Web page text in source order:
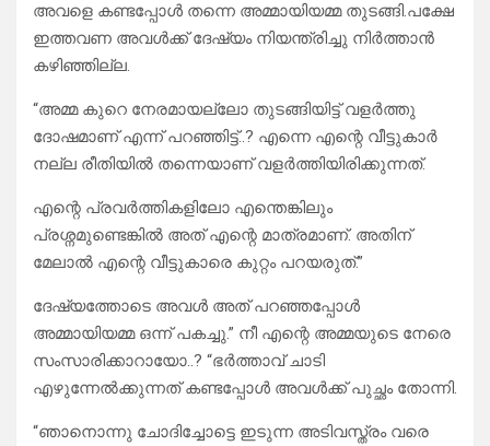
അവളെ കണ്ടപ്പോൾ തന്നെ അമ്മായിയമ്മ തുടങ്ങി.പക്ഷേ
ഇത്തവണ അവൾക്ക് ദേഷ്യം നിയന്ത്രിച്ചു നിർത്താൻ
കഴിഞ്ഞില്ല.
“അമ്മ കുറെ നേരമായല്ലോ തുടങ്ങിയിട്ട് വളർത്തു
ദോഷമാണ് എന്ന് പറഞ്ഞിട്ട്..? എന്നെ എന്റെ വീട്ടുകാർ
നല്ല രീതിയിൽ തന്നെയാണ് വളർത്തിയിരിക്കുന്നത്.
എന്റെ പ്രവർത്തികളിലോ എന്തെങ്കിലും
പ്രശ്നമുണ്ടെങ്കിൽ അത് എന്റെ മാത്രമാണ്. അതിന്
മേലാൽ എന്റെ വീട്ടുകാരെ കുറ്റം പറയരുത്.”
ദേഷ്യത്തോടെ അവൾ അത് പറഞ്ഞപ്പോൾ
അമ്മായിയമ്മ ഒന്ന് പകച്ചു.” നീ എന്റെ അമ്മയുടെ നേരെ
സംസാരിക്കാറായോ..? “ഭർത്താവ് ചാടി
എഴുന്നേൽക്കുന്നത് കണ്ടപ്പോൾ അവൾക്ക് പുച്ഛം തോന്നി.
“ഞാനൊന്നു ചോദിച്ചോട്ടെ ഇടുന്ന അടിവസ്ത്രം വരെ